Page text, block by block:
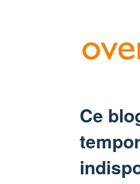
Ce